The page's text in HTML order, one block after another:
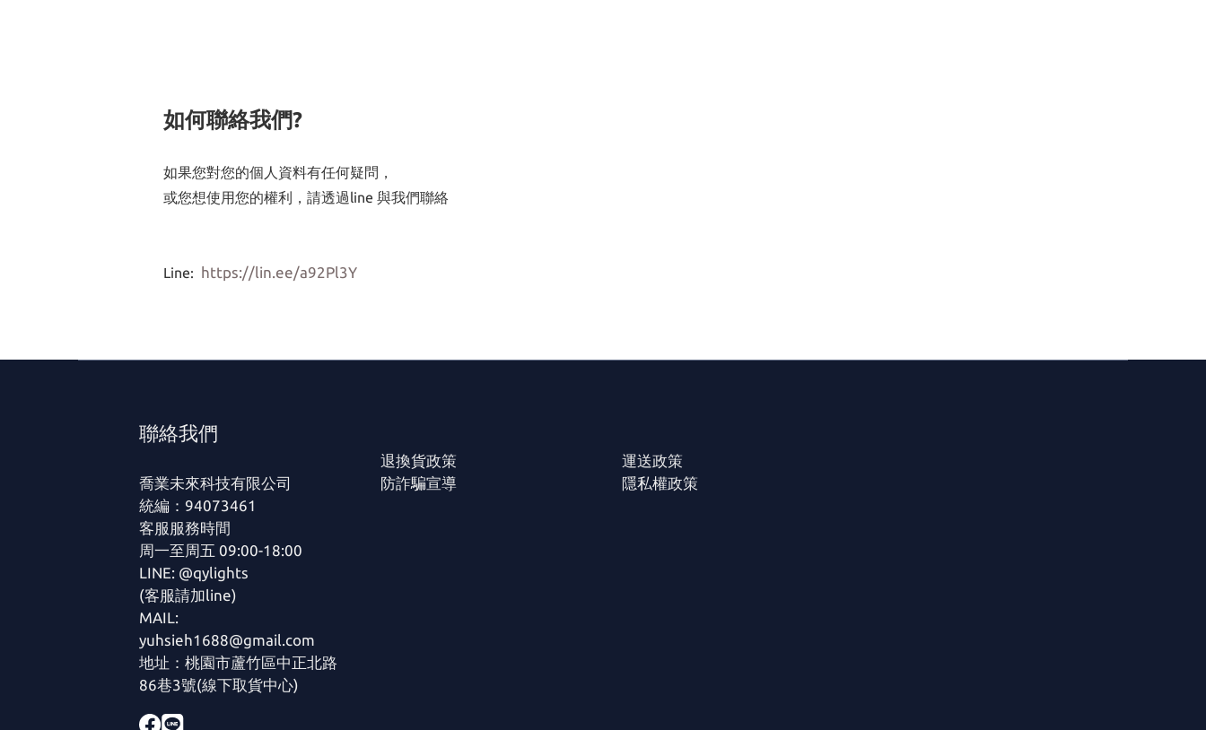
如何聯絡我們?
如果您對您的個人資料有任何疑問，
或您想使用您的權利，請透過line 與我們聯絡
Line: https://lin.ee/a92Pl3Y
聯絡我們
喬業未來科技有限公司
統編：94073461
客服服務時間
周一至周五 09:00-18:00
LINE: @qylights
(客服請加line)
MAIL:
yuhsieh1688@gmail.com
地址：桃園市蘆竹區中正北路
86巷3號(線下取貨中心)
退換貨政策
防詐騙宣導
運送政策
隱私權政策